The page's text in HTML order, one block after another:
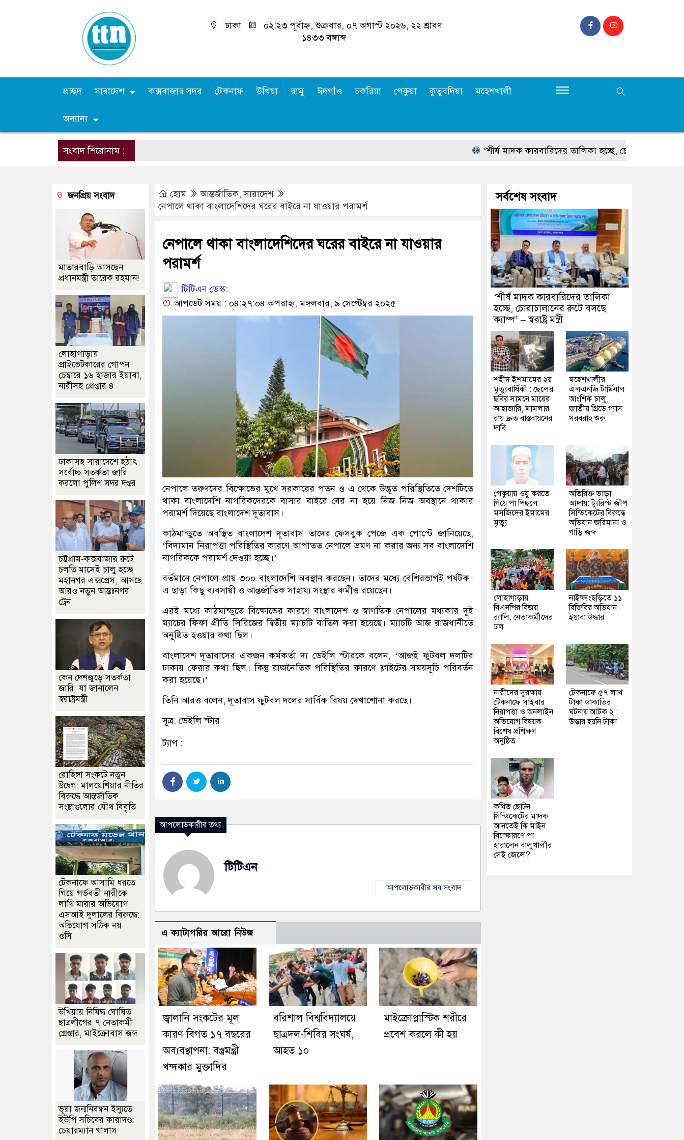
ঢাকা
০২:২৩ পূর্বাহ্ন, শুক্রবার, ০৭ অগাস্ট ২০২৬, ২২ শ্রাবণ
১৪৩৩ বঙ্গাব্দ
প্রচ্ছদ সারাদেশ কক্সবাজার সদর টেকনাফ উখিয়া রামু ঈদগাঁও চকরিয়া পেকুয়া কুতুবদিয়া মহেশখালী
অন্যান্য
সংবাদ শিরোনাম : ‘শীর্ষ মাদক কারবারিদের তালিকা হচ্ছে, চোরাচালানের রুটে বসছে
হোম আন্তর্জাতিক,সারাদেশ
নেপালে থাকা বাংলাদেশিদের ঘরের বাইরে না যাওয়ার পরামর্শ
নেপালে থাকা বাংলাদেশিদের ঘরের বাইরে না যাওয়ার
পরামর্শ
টিটিএন ডেস্ক:
আপডেট সময় : ০৪:২৭:০৪ অপরাহ্ন, মঙ্গলবার, ৯ সেপ্টেম্বর ২০২৫
নেপালে তরুণদের বিক্ষোভের মুখে সরকারের পতন ও এ থেকে উদ্ভূত পরিস্থিতিতে দেশটিতে
থাকা বাংলাদেশি নাগরিকদেরকে বাসার বাইরে বের না হয়ে নিজ নিজ অবস্থানে থাকার
পরামর্শ দিয়েছে বাংলাদেশ দূতাবাস।
কাঠমান্ডুতে অবস্থিত বাংলাদেশ দূতাবাস তাদের ফেসবুক পেজে এক পোস্টে জানিয়েছে,
‘বিদ্যমান নিরাপত্তা পরিস্থিতির কারণে আপাতত নেপালে ভ্রমণ না করার জন্য সব বাংলাদেশি
নাগরিককে পরামর্শ দেওয়া হচ্ছে।’
বর্তমানে নেপালে প্রায় ৩০০ বাংলাদেশি অবস্থান করছেন। তাদের মধ্যে বেশিরভাগই পর্যটক।
এ ছাড়া কিছু ব্যবসায়ী ও আন্তর্জাতিক সাহায্য সংস্থার কর্মীও রয়েছেন।
এরই মধ্যে কাঠমান্ডুতে বিক্ষোভের কারণে বাংলাদেশ ও স্বাগতিক নেপালের মধ্যকার দুই
ম্যাচের ফিফা প্রীতি সিরিজের দ্বিতীয় ম্যাচটি বাতিল করা হয়েছে। ম্যাচটি আজ রাজধানীতে
অনুষ্ঠিত হওয়ার কথা ছিল।
বাংলাদেশ দূতাবাসের একজন কর্মকর্তা দ্য ডেইলি স্টারকে বলেন, ‘আজই ফুটবল দলটির
ঢাকায় ফেরার কথা ছিল। কিন্তু রাজনৈতিক পরিস্থিতির কারণে ফ্লাইটের সময়সূচি পরিবর্তন
করা হয়েছে।’
তিনি আরও বলেন, দূতাবাস ফুটবল দলের সার্বিক বিষয় দেখাশোনা করছে।
সূত্র: ডেইলি স্টার
ট্যাগ :
আপলোডকারীর তথ্য
টিটিএন
আপলোডকারীর সব সংবাদ
এ ক্যাটাগরির আরো নিউজ
জ্বালানি সংকটের মূল
কারণ বিগত ১৭ বছরের
অব্যবস্থাপনা: বস্ত্রমন্ত্রী
খন্দকার মুক্তাদির
বরিশাল বিশ্ববিদ্যালয়ে
ছাত্রদল-শিবির সংঘর্ষ,
আহত ১০
মাইক্রোপ্লাস্টিক শরীরে
প্রবেশ করলে কী হয়
জনপ্রিয় সংবাদ
মাতারবাড়ি আসছেন
প্রধানমন্ত্রী তারেক রহমান!
লোহাগাড়ায়
প্রাইভেটকারের গোপন
চেম্বারে ১৬ হাজার ইয়াবা,
নারীসহ গ্রেপ্তার ৪
ঢাকাসহ সারাদেশে হঠাৎ
সর্বোচ্চ সতর্কতা জা‌রি
করলো পুলিশ সদর দপ্তর
চট্টগ্রাম-কক্সবাজার রুটে
চলতি মাসেই চালু হচ্ছে
মহানগর এক্সপ্রেস, আসছে
আরও নতুন আন্তঃনগর
ট্রেন
কেন দেশজুড়ে সতর্কতা
জারি, যা জানালেন
স্বরাষ্ট্রমন্ত্রী
রোহিঙ্গা সংকটে নতুন
উদ্বেগ: মালয়েশিয়ার নীতির
বিরুদ্ধে আন্তর্জাতিক
সংস্থাগুলোর যৌথ বিবৃতি
টেকনাফে আসামি ধরতে
গিয়ে গর্ভবতী নারীকে
লাথি মারার অভিযোগ
এসআই দুলালের বিরুদ্ধে:
অভিযোগ সঠিক নয় –
ওসি
উখিয়ায় নিষিদ্ধ ঘোষিত
ছাত্রলীগের ৭ নেতাকর্মী
গ্রেপ্তার, মাইক্রোবাস জব্দ
ভূয়া জন্মনিবন্ধন ইস্যুতে
ইউপি সচিবের কারাদণ্ড:
চেয়ারম্যান খালাস
সর্বশেষ সংবাদ
‘শীর্ষ মাদক কারবারিদের তালিকা
হচ্ছে, চোরাচালানের রুটে বসছে
ক্যাম্প’ – স্বরাষ্ট্র মন্ত্রী
শহীদ ইশমামের ২য়
মৃত্যুবার্ষিকী : ছেলের
ছবির সামনে মায়ের
আহাজারি, মামলার
রায় দ্রুত বাস্তবায়নের
দাবি
মহেশখালীর
এলএনজি টার্মিনাল
আংশিক চালু,
জাতীয় গ্রিডে গ্যাস
সরবরাহ শুরু
পেকুয়ায় ওযু করতে
গিয়ে পা পিছলে
মসজিদের ইমামের
মৃত্যু
অতিরিক্ত ভাড়া
আদায়: ট্যুরিস্ট জীপ
সিন্ডিকেটের বিরুদ্ধে
অভিযান:জরিমানা ও
গাড়ি জব্দ
লোহাগাড়ায়
বিএনপির বিজয়
র‍্যালি, নেতাকর্মীদের
ঢল
নাইক্ষ্যংছড়িতে ১১
বিজিবির অভিযান :
ইয়াবা উদ্ধার
নারীদের সুরক্ষায়
টেকনাফে সাইবার
নিরাপত্তা ও অনলাইন
অভিযোগ বিষয়ক
বিশেষ প্রশিক্ষণ
অনুষ্ঠিত
টেকনাফে ৫৭ লাখ
টাকা ডাকাতির
ঘটনায় আটক ২ :
উদ্ধার হয়নি টাকা
কথিত ছোটন
সিন্ডিকেটের মাদক
আনতেই কি মাইন
বিস্ফোরণে পা
হারালেন বালুখালীর
সেই জেলে?